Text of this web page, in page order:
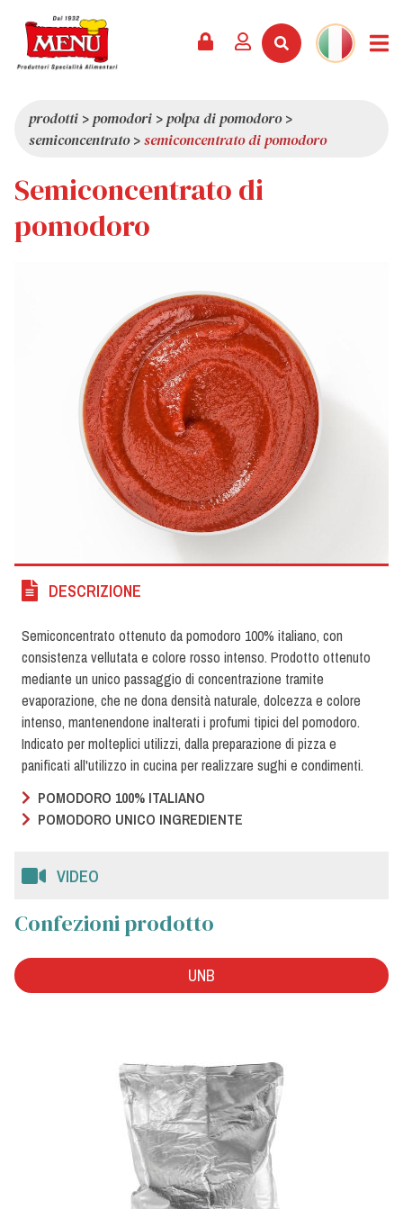
CATALOGO
SERVIZI
ULTIME NOVITÀ
PREMI
RASSEGNA STAMPA
CHI SIAMO
QUALITÀ
VALORI
CURIOSITÀ
prodotti >pomodori >polpa di pomodoro>
semiconcentrato>semiconcentrato di pomodoro
Semiconcentrato di
pomodoro
DESCRIZIONE
Semiconcentrato ottenuto da pomodoro 100% italiano, con
consistenza vellutata e colore rosso intenso. Prodotto ottenuto
mediante un unico passaggio di concentrazione tramite
evaporazione, che ne dona densità naturale, dolcezza e colore
intenso, mantenendone inalterati i profumi tipici del pomodoro.
Indicato per molteplici utilizzi, dalla preparazione di pizza e
panificati all'utilizzo in cucina per realizzare sughi e condimenti.
POMODORO 100% ITALIANO
POMODORO UNICO INGREDIENTE
VIDEO
Confezioni prodotto
UNB